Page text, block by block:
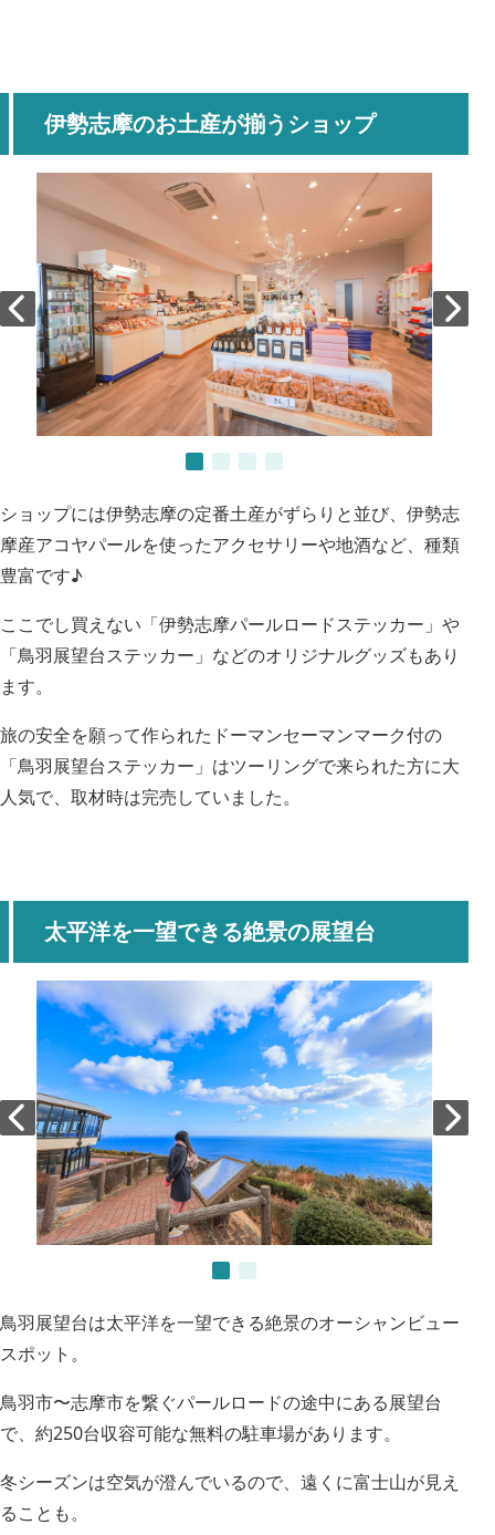
伊勢志摩のお土産が揃うショップ
ショップには伊勢志摩の定番土産がずらりと並び、伊勢志
摩産アコヤパールを使ったアクセサリーや地酒など、種類
豊富です♪
ここでし買えない「伊勢志摩パールロードステッカー」や
「鳥羽展望台ステッカー」などのオリジナルグッズもあり
ます。
旅の安全を願って作られたドーマンセーマンマーク付の
「鳥羽展望台ステッカー」はツーリングで来られた方に大
人気で、取材時は完売していました。
太平洋を一望できる絶景の展望台
鳥羽展望台は太平洋を一望できる絶景のオーシャンビュー
スポット。
鳥羽市〜志摩市を繋ぐパールロードの途中にある展望台
で、約250台収容可能な無料の駐車場があります。
冬シーズンは空気が澄んでいるので、遠くに富士山が見え
ることも。